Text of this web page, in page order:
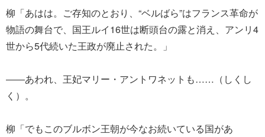
柳「あはは。ご存知のとおり、“ベルばら”はフランス革命が
物語の舞台で、国王ルイ16世は断頭台の露と消え、アンリ4
世から5代続いた王政が廃止された。」
――あわれ、王妃マリー・アントワネットも……（しくし
く）。
柳「でもこのブルボン王朝が今なお続いている国があ